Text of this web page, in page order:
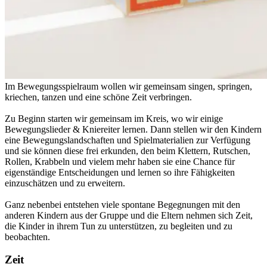
Im Bewegungsspielraum wollen wir gemeinsam singen, springen,
kriechen, tanzen und eine schöne Zeit verbringen.
Zu Beginn starten wir gemeinsam im Kreis, wo wir einige
Bewegungslieder & Kniereiter lernen. Dann stellen wir den Kindern
eine Bewegungslandschaften und Spielmaterialien zur Verfügung
und sie können diese frei erkunden, den beim Klettern, Rutschen,
Rollen, Krabbeln und vielem mehr haben sie eine Chance für
eigenständige Entscheidungen und lernen so ihre Fähigkeiten
einzuschätzen und zu erweitern.
Ganz nebenbei entstehen viele spontane Begegnungen mit den
anderen Kindern aus der Gruppe und die Eltern nehmen sich Zeit,
die Kinder in ihrem Tun zu unterstützen, zu begleiten und zu
beobachten.
Zeit